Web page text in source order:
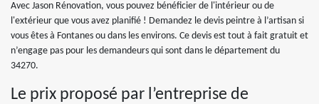
Avec Jason Rénovation, vous pouvez bénéficier de l'intérieur ou de
l'extérieur que vous avez planifié ! Demandez le devis peintre à l’artisan si
vous êtes à Fontanes ou dans les environs. Ce devis est tout à fait gratuit et
n’engage pas pour les demandeurs qui sont dans le département du
34270.
Le prix proposé par l’entreprise de